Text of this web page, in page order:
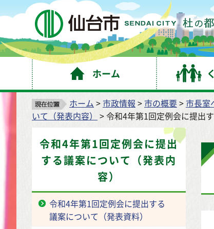
ホーム
ホーム >市政情報 >市の概要>市長室
いて（発表内容）
> 令和4年第1回定例会に提出
令和4年第1回定例会に提出
する議案について（発表内
容）
令和4年第1回定例会に提出する
議案について（発表資料）